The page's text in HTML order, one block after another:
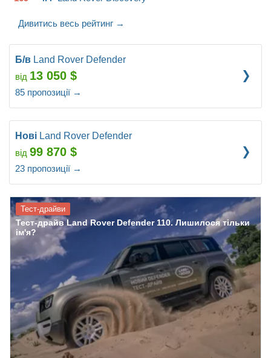
Дивитись весь рейтинг →
Б/в Land Rover Defender
від 13 050 $
85 пропозиції →
Нові Land Rover Defender
від 99 870 $
23 пропозиції →
Тест-драйви
Тест-драйв Land Rover Defender 110. Лишилося тільки
ім'я?